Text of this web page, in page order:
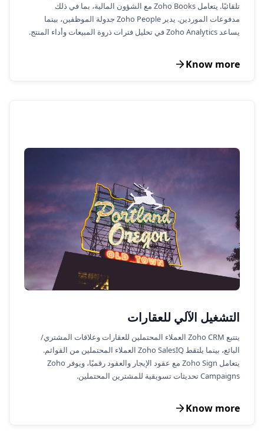
تلقائيًا. يتعامل Zoho Books مع الشؤون المالية، بما في ذلك
مدفوعات الموردين. يدير Zoho People جدولة الموظفين، بينما
يساعد Zoho Analytics في تحليل فترات ذروة المبيعات وأداء المنتج.
Know more
التشغيل الآلي للعقارات
يتتبع Zoho CRM العملاء المحتملين للعقارات وعلاقات المشتري/
البائع، بينما يلتقط Zoho SalesIQ العملاء المحتملين من القوائم.
يتعامل Zoho Sign مع عقود الإيجار والعقود رقميًا، ويوفر Zoho
Campaigns تحديثات تسويقية للمشترين المحتملين.
Know more